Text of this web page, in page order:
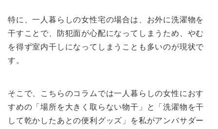
特に、一人暮らしの女性宅の場合は、お外に洗濯物を
干すことで、防犯面が心配になってしまうため、やむ
を得ず室内干しになってしまうことも多いのが現状で
す。
そこで、こちらのコラムでは一人暮らしの女性におす
すめの「場所を大きく取らない物干」と「洗濯物を干
して乾かしたあとの便利グッズ」を私がアンバサダー